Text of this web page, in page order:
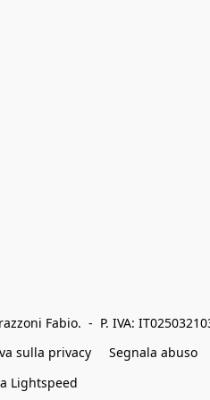
Fabio.  -  P. IVA:
sulla privacy
Segnala abuso
Lightspeed